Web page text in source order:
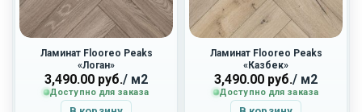
Ламинат Flooreo Peaks
«Логан»
3,490.00 руб./ м2
Доступно для заказа
Ламинат Flooreo Peaks
«Казбек»
3,490.00 руб./ м2
Доступно для заказа